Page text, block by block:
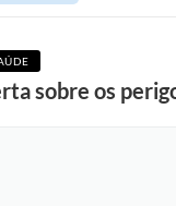
sobre os